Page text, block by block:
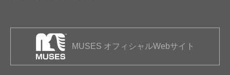
MUSES オフィシャルWebサイト